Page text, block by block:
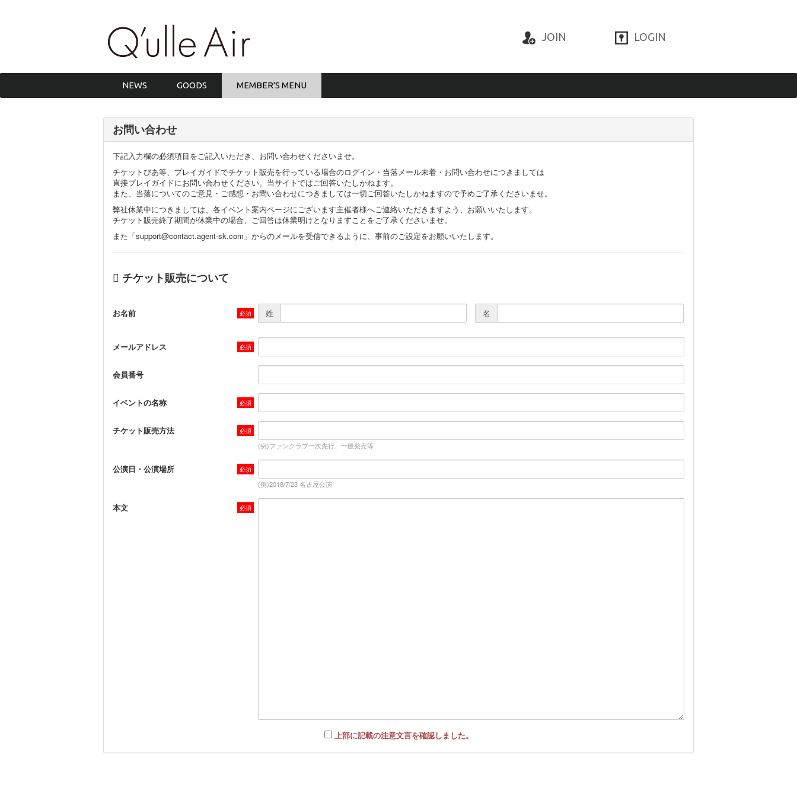
JOIN LOGIN
NEWS GOODS MEMBER'S MENU
お問い合わせ
下記入力欄の必須項目をご記入いただき、お問い合わせくださいませ。
チケットぴあ等、プレイガイドでチケット販売を行っている場合のログイン・当落メール未着・お問い合わせにつきましては
直接プレイガイドにお問い合わせください。当サイトではご回答いたしかねます。
また、当落についてのご意見・ご感想・お問い合わせにつきましては一切ご回答いたしかねますので予めご了承くださいませ。
弊社休業中につきましては、各イベント案内ページにございます主催者様へご連絡いただきますよう、お願いいたします。
チケット販売終了期間が休業中の場合、ご回答は休業明けとなりますことをご了承くださいませ。
また「support@contact.agent-sk.com」からのメールを受信できるように、事前のご設定をお願いいたします。
チケット販売について
お名前 姓 名
メールアドレス
会員番号
イベントの名称
チケット販売方法
(例)ファンクラブ一次先行、一般発売等
公演日・公演場所
(例)2018/7/23 名古屋公演
本文
上部に記載の注意文言を確認しました。